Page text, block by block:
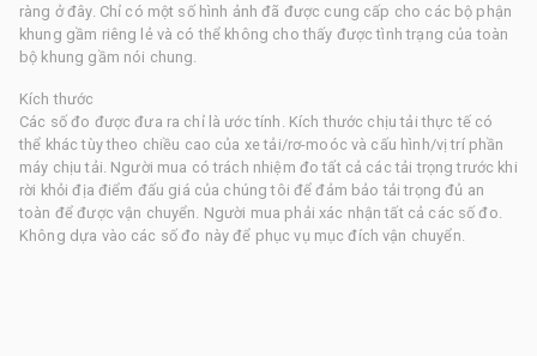
ràng ở đây. Chỉ có một số hình ảnh đã được cung cấp cho các bộ phận
khung gầm riêng lẻ và có thể không cho thấy được tình trạng của toàn
bộ khung gầm nói chung.
Kích thước
Các số đo được đưa ra chỉ là ước tính. Kích thước chịu tải thực tế có
thể khác tùy theo chiều cao của xe tải/rơ-moóc và cấu hình/vị trí phần
máy chịu tải. Người mua có trách nhiệm đo tất cả các tải trọng trước khi
rời khỏi địa điểm đấu giá của chúng tôi để đảm bảo tải trọng đủ an
toàn để được vận chuyển. Người mua phải xác nhận tất cả các số đo.
Không dựa vào các số đo này để phục vụ mục đích vận chuyển.